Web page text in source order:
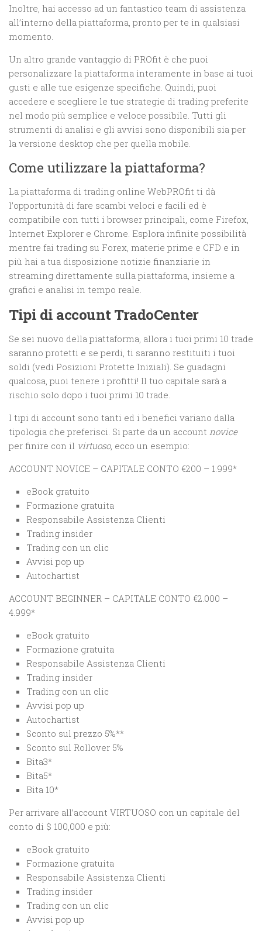
Inoltre, hai accesso ad un fantastico team di assistenza
all’interno della piattaforma, pronto per te in qualsiasi
momento.
Un altro grande vantaggio di PROfit è che puoi
personalizzare la piattaforma interamente in base ai tuoi
gusti e alle tue esigenze specifiche. Quindi, puoi
accedere e scegliere le tue strategie di trading preferite
nel modo più semplice e veloce possibile. Tutti gli
strumenti di analisi e gli avvisi sono disponibili sia per
la versione desktop che per quella mobile.
Come utilizzare la piattaforma?
La piattaforma di trading online WebPROfit ti dà
l’opportunità di fare scambi veloci e facili ed è
compatibile con tutti i browser principali, come Firefox,
Internet Explorer e Chrome. Esplora infinite possibilità
mentre fai trading su Forex, materie prime e CFD e in
più hai a tua disposizione notizie finanziarie in
streaming direttamente sulla piattaforma, insieme a
grafici e analisi in tempo reale.
Tipi di account TradoCenter
Se sei nuovo della piattaforma, allora i tuoi primi 10 trade
saranno protetti e se perdi, ti saranno restituiti i tuoi
soldi (vedi Posizioni Protette Iniziali). Se guadagni
qualcosa, puoi tenere i profitti! Il tuo capitale sarà a
rischio solo dopo i tuoi primi 10 trade.
I tipi di account sono tanti ed i benefici variano dalla
tipologia che preferisci. Si parte da un account novice
per finire con il virtuoso, ecco un esempio:
ACCOUNT NOVICE – CAPITALE CONTO €200 – 1.999*
eBook gratuito
Formazione gratuita
Responsabile Assistenza Clienti
Trading insider
Trading con un clic
Avvisi pop up
Autochartist
ACCOUNT BEGINNER – CAPITALE CONTO €2.000 –
4.999*
eBook gratuito
Formazione gratuita
Responsabile Assistenza Clienti
Trading insider
Trading con un clic
Avvisi pop up
Autochartist
Sconto sul prezzo 5%**
Sconto sul Rollover 5%
Bita3*
Bita5*
Bita 10*
Per arrivare all’account VIRTUOSO con un capitale del
conto di $ 100,000 e più:
eBook gratuito
Formazione gratuita
Responsabile Assistenza Clienti
Trading insider
Trading con un clic
Avvisi pop up